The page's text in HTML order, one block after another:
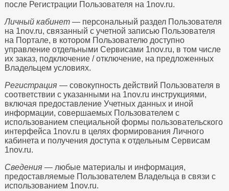
после Регистрации Пользователя на 1nov.ru.
Личный кабинет — персональный раздел Пользователя
на 1nov.ru, связанный с учетной записью Пользователя
на Портале, в котором Пользователю доступно
управление отдельными Сервисами 1nov.ru, в том числе
их заказ, подключение / отключение, на предложенных
Владельцем условиях.
Регистрация— совокупность действий Пользователя в
соответствии с указанными на 1nov.ru инструкциями,
включая предоставление Учетных данных и иной
информации, совершаемых Пользователем с
использованием специальной формы пользовательского
интерфейса 1nov.ru в целях формирования Личного
кабинета и получения доступа к отдельным Сервисам
1nov.ru.
Сведения— любые материалы и информация,
предоставляемые Пользователем Владельца в связи с
использованием 1nov.ru.